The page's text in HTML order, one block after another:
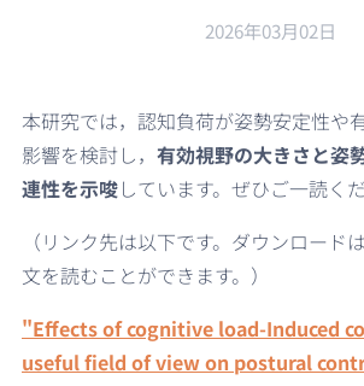
2026年03月02日
本研究では，認知負荷が姿勢安定性や
影響を検討し， 有効視野の大きさと姿
連性を示唆しています。ぜひご一読くだ
（リンク先は以下です。ダウンロード
文を読むことができます。）
"Effects of cognitive load-Induced
useful field of view on postural